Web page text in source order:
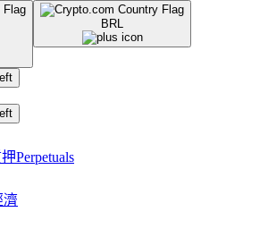
BRL
Perpetuals
濟